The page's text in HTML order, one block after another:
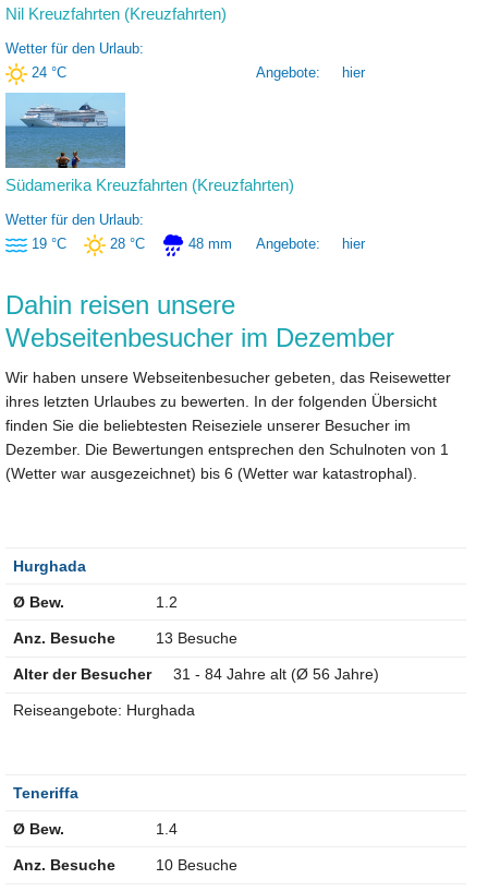
Nil Kreuzfahrten (Kreuzfahrten)
Wetter für den Urlaub:
24 °C
Angebote: hier
Südamerika Kreuzfahrten (Kreuzfahrten)
Wetter für den Urlaub:
19 °C
28 °C 48 mm Angebote: hier
Dahin reisen unsere
Webseitenbesucher im Dezember
Wir haben unsere Webseitenbesucher gebeten, das Reisewetter
ihres letzten Urlaubes zu bewerten. In der folgenden Übersicht
finden Sie die beliebtesten Reiseziele unserer Besucher im
Dezember. Die Bewertungen entsprechen den Schulnoten von 1
(Wetter war ausgezeichnet) bis 6 (Wetter war katastrophal).
Hurghada
Ø Bew. 1.2
Anz. Besuche 13 Besuche
Alter der Besucher 31 - 84 Jahre alt (Ø 56 Jahre)
Reiseangebote: Hurghada
Teneriffa
Ø Bew. 1.4
Anz. Besuche 10 Besuche